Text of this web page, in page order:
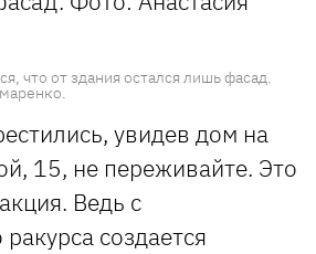
что от здания остался лишь фасад.
увидев дом на
15, не переживайте. Это
Ведь с
создается